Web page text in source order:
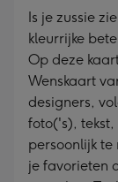
241
x
333
mm
Is je zussie
kleurrijke
Op deze
Wenskaart
designers,
foto('s),
persoonlijk te
je favorieten